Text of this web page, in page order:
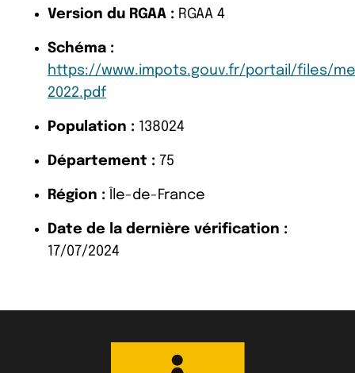
Version du RGAA : RGAA 4
Schéma :
https://www.impots.gouv.fr/portail/files/
2022.pdf
Population : 138024
Département : 75
Région : Île-de-France
Date de la dernière vérification :
17/07/2024